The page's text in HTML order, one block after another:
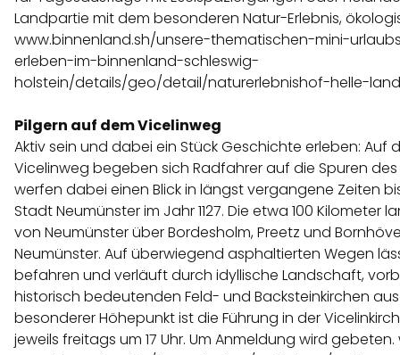
Landpartie mit dem besonderen Natur-Erlebnis,
www.binnenland.sh/unsere-thematischen-mini-
erleben-im-binnenland-schleswig-
holstein/details/geo/detail/naturerlebnishof-helle-
Pilgern auf dem Vicelinweg
Aktiv sein und dabei ein Stück Geschichte erleben: Auf
Vicelinweg begeben sich Radfahrer auf die Spuren des
werfen dabei einen Blick in längst vergangene Zeiten
Stadt Neumünster im Jahr 1127. Die etwa 100 Kilometer
von Neumünster über Bordesholm, Preetz und
Neumünster. Auf überwiegend asphaltierten Wegen
befahren und verläuft durch idyllische Landschaft,
historisch bedeutenden Feld- und Backsteinkirchen aus
besonderer Höhepunkt ist die Führung in der
jeweils freitags um 17 Uhr. Um Anmeldung wird gebeten.